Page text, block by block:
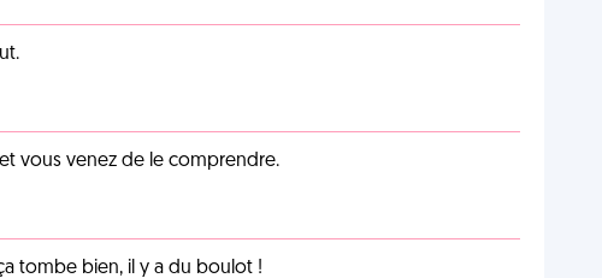
vous venez de le comprendre.
tombe bien, il y a du boulot !